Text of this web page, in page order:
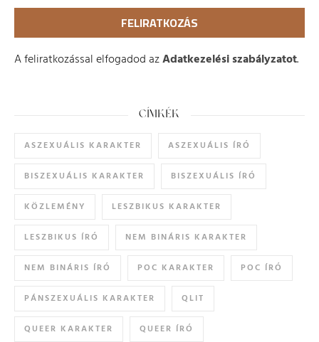
A feliratkozással elfogadod azAdatkezelési szabályzatot.
CÍMKÉK
ASZEXUÁLIS KARAKTER ASZEXUÁLIS ÍRÓ
BISZEXUÁLIS KARAKTER BISZEXUÁLIS ÍRÓ
KÖZLEMÉNY LESZBIKUS KARAKTER
LESZBIKUS ÍRÓ NEM BINÁRIS KARAKTER
NEM BINÁRIS ÍRÓ POC KARAKTER POC ÍRÓ
PÁNSZEXUÁLIS KARAKTER QLIT
QUEER KARAKTER QUEER ÍRÓ